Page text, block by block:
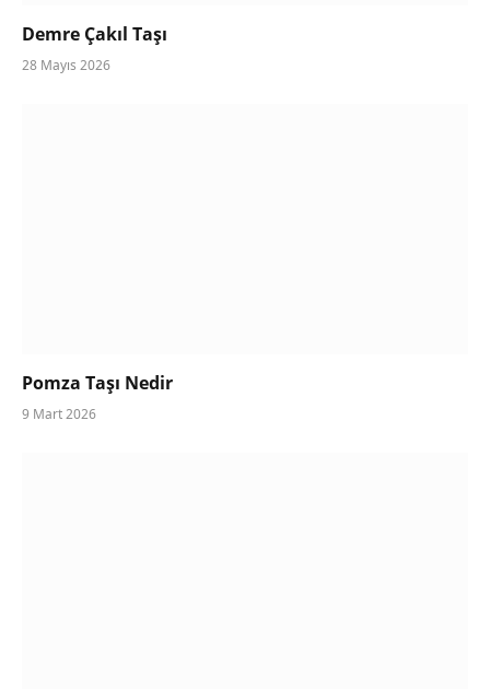
Demre Çakıl Taşı
28 Mayıs 2026
Pomza Taşı Nedir
9 Mart 2026